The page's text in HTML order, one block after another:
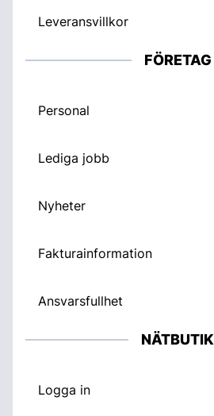
Leveransvillkor
FÖRETAG
Personal
Lediga jobb
Nyheter
Fakturainformation
Ansvarsfullhet
NÄTBUTIK
Logga in